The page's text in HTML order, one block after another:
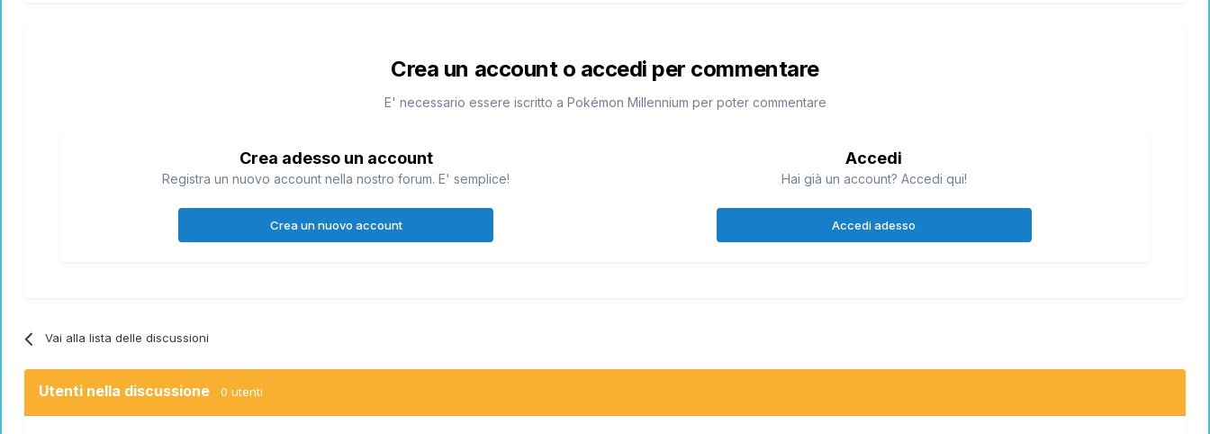
Crea un account o accedi per commentare
E' necessario essere iscritto a Pokémon Millennium per poter commentare
Crea adesso un account
Registra un nuovo account nella nostro forum. E' semplice!
Crea un nuovo account
Accedi
Hai già un account? Accedi qui!
Accedi adesso
Vai alla lista delle discussioni
Utenti nella discussione 0 utenti